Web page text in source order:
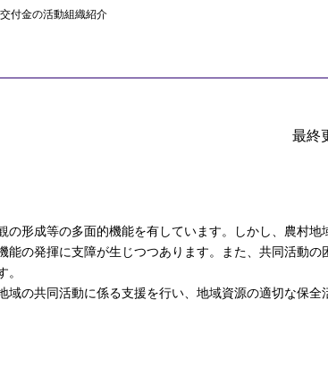
付金の活動組織紹介
最終
形成等の多面的機能を有しています。しかし、農村地
の発揮に支障が生じつつあります。また、共同活動
の共同活動に係る支援を行い、地域資源の適切な保全